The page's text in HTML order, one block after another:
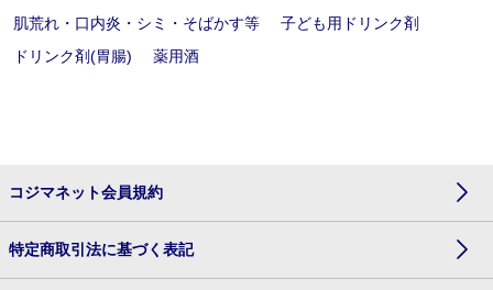
肌荒れ・口内炎・シミ・そばかす等
子ども用ドリンク剤
ドリンク剤(胃腸)
薬用酒
コジマネット会員規約
特定商取引法に基づく表記